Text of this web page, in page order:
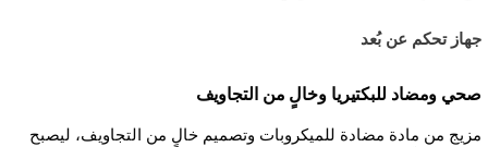
جهاز تحكم عن بُعد
صحي ومضاد للبكتيريا وخالٍ من التجاويف
مزيج من مادة مضادة للميكروبات وتصميم خالٍ من التجاويف، ليصبح